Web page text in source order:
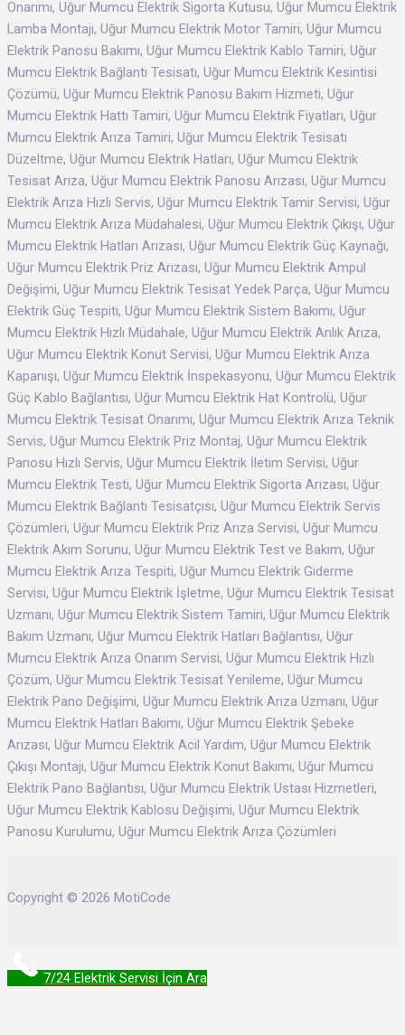
Onarımı, Uğur Mumcu Elektrik Sigorta Kutusu, Uğur Mumcu Elektrik
Lamba Montajı, Uğur Mumcu Elektrik Motor Tamiri, Uğur Mumcu
Elektrik Panosu Bakımı, Uğur Mumcu Elektrik Kablo Tamiri, Uğur
Mumcu Elektrik Bağlantı Tesisatı, Uğur Mumcu Elektrik Kesintisi
Çözümü, Uğur Mumcu Elektrik Panosu Bakım Hizmeti, Uğur
Mumcu Elektrik Hattı Tamiri, Uğur Mumcu Elektrik Fiyatları, Uğur
Mumcu Elektrik Arıza Tamiri, Uğur Mumcu Elektrik Tesisatı
Düzeltme, Uğur Mumcu Elektrik Hatları, Uğur Mumcu Elektrik
Tesisat Arıza, Uğur Mumcu Elektrik Panosu Arızası, Uğur Mumcu
Elektrik Arıza Hızlı Servis, Uğur Mumcu Elektrik Tamir Servisi, Uğur
Mumcu Elektrik Arıza Müdahalesi, Uğur Mumcu Elektrik Çıkışı, Uğur
Mumcu Elektrik Hatları Arızası, Uğur Mumcu Elektrik Güç Kaynağı,
Uğur Mumcu Elektrik Priz Arızası, Uğur Mumcu Elektrik Ampul
Değişimi, Uğur Mumcu Elektrik Tesisat Yedek Parça, Uğur Mumcu
Elektrik Güç Tespiti, Uğur Mumcu Elektrik Sistem Bakımı, Uğur
Mumcu Elektrik Hızlı Müdahale, Uğur Mumcu Elektrik Anlık Arıza,
Uğur Mumcu Elektrik Konut Servisi, Uğur Mumcu Elektrik Arıza
Kapanışı, Uğur Mumcu Elektrik İnspekasyonu, Uğur Mumcu Elektrik
Güç Kablo Bağlantısı, Uğur Mumcu Elektrik Hat Kontrolü, Uğur
Mumcu Elektrik Tesisat Onarımı, Uğur Mumcu Elektrik Arıza Teknik
Servis, Uğur Mumcu Elektrik Priz Montaj, Uğur Mumcu Elektrik
Panosu Hızlı Servis, Uğur Mumcu Elektrik İletim Servisi, Uğur
Mumcu Elektrik Testi, Uğur Mumcu Elektrik Sigorta Arızası, Uğur
Mumcu Elektrik Bağlantı Tesisatçısı, Uğur Mumcu Elektrik Servis
Çözümleri, Uğur Mumcu Elektrik Priz Arıza Servisi, Uğur Mumcu
Elektrik Akım Sorunu, Uğur Mumcu Elektrik Test ve Bakım, Uğur
Mumcu Elektrik Arıza Tespiti, Uğur Mumcu Elektrik Giderme
Servisi, Uğur Mumcu Elektrik İşletme, Uğur Mumcu Elektrik Tesisat
Uzmanı, Uğur Mumcu Elektrik Sistem Tamiri, Uğur Mumcu Elektrik
Bakım Uzmanı, Uğur Mumcu Elektrik Hatları Bağlantısı, Uğur
Mumcu Elektrik Arıza Onarım Servisi, Uğur Mumcu Elektrik Hızlı
Çözüm, Uğur Mumcu Elektrik Tesisat Yenileme, Uğur Mumcu
Elektrik Pano Değişimi, Uğur Mumcu Elektrik Arıza Uzmanı, Uğur
Mumcu Elektrik Hatları Bakımı, Uğur Mumcu Elektrik Şebeke
Arızası, Uğur Mumcu Elektrik Acil Yardım, Uğur Mumcu Elektrik
Çıkışı Montajı, Uğur Mumcu Elektrik Konut Bakımı, Uğur Mumcu
Elektrik Pano Bağlantısı, Uğur Mumcu Elektrik Ustası Hizmetleri,
Uğur Mumcu Elektrik Kablosu Değişimi, Uğur Mumcu Elektrik
Panosu Kurulumu, Uğur Mumcu Elektrik Arıza Çözümleri
Copyright © 2026 MotiCode
7/24 Elektrik Servisi İçin Ara